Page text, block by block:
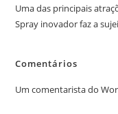
Uma das principais
Spray inovador faz a
Comentários
Um comentarista do